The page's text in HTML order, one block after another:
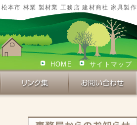
松本市 林業 製材業 工務店 建材商社 家具製作
HOME サイトマップ